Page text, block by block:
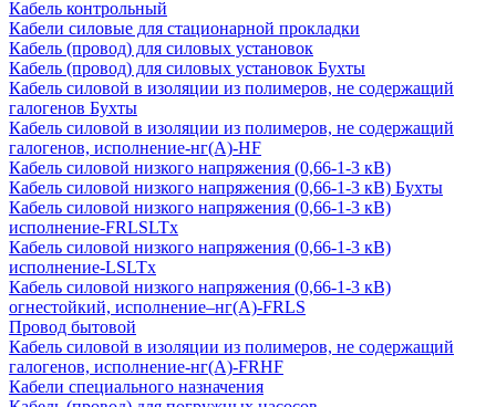
Кабель контрольный
Кабели силовые для стационарной прокладки
Кабель (провод) для силовых установок
Кабель (провод) для силовых установок Бухты
Кабель силовой в изоляции из полимеров, не содержащий
галогенов Бухты
Кабель силовой в изоляции из полимеров, не содержащий
галогенов, исполнение-нг(А)-HF
Кабель силовой низкого напряжения (0,66-1-3 кВ)
Кабель силовой низкого напряжения (0,66-1-3 кВ) Бухты
Кабель силовой низкого напряжения (0,66-1-3 кВ)
исполнение-FRLSLTx
Кабель силовой низкого напряжения (0,66-1-3 кВ)
исполнение-LSLTx
Кабель силовой низкого напряжения (0,66-1-3 кВ)
огнестойкий, исполнение–нг(А)-FRLS
Провод бытовой
Кабель силовой в изоляции из полимеров, не содержащий
галогенов, исполнение-нг(А)-FRHF
Кабели специального назначения